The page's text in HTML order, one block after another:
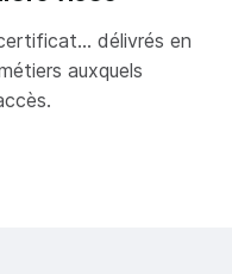
linguistique.
les cours
prise en charge du
délivrés en
auxquels